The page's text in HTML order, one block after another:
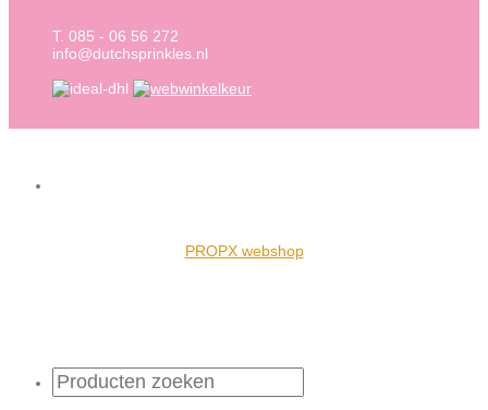
T. 085 - 06 56 272
info@dutchsprinkles.nl
PROPX webshop